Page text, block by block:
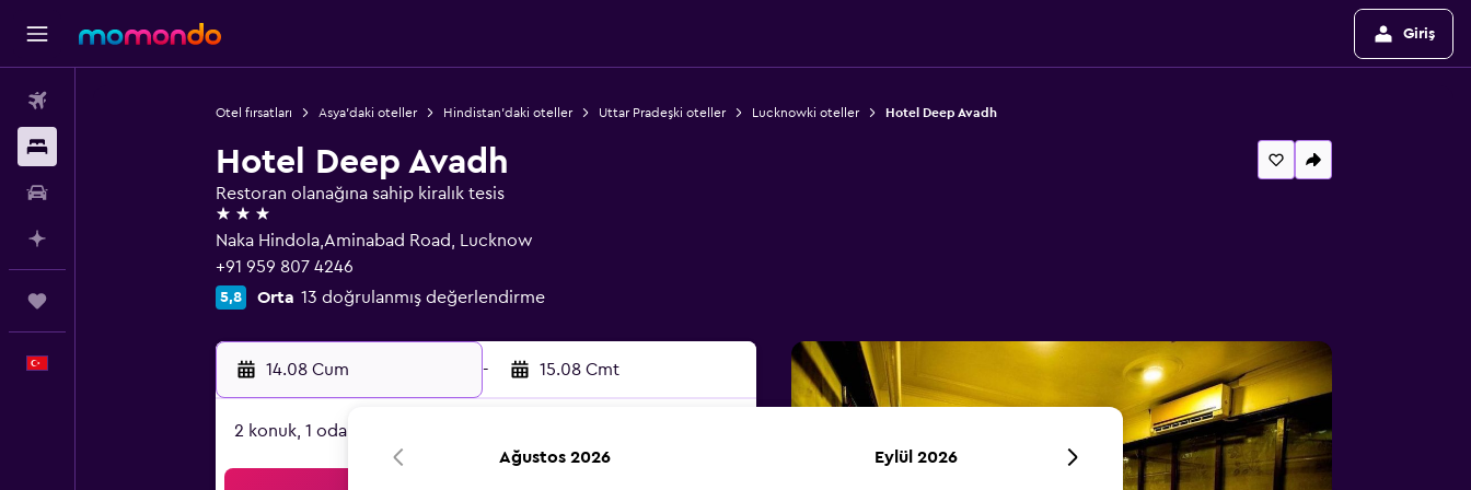
Giriş
Otel fırsatları Asya'daki oteller Hindistan'daki oteller Uttar Pradeşki oteller Lucknowki oteller Hotel Deep Avadh
Hotel Deep Avadh
Restoran olanağına sahip kiralık tesis
3 yıldız
Naka Hindola,Aminabad Road, Lucknow
+91 959 807 4246
5,8 Orta 13 doğrulanmış değerlendirme
14.08 Cum - 15.08 Cmt
2 konuk, 1 oda
Ağustos 2026 Eylül 2026